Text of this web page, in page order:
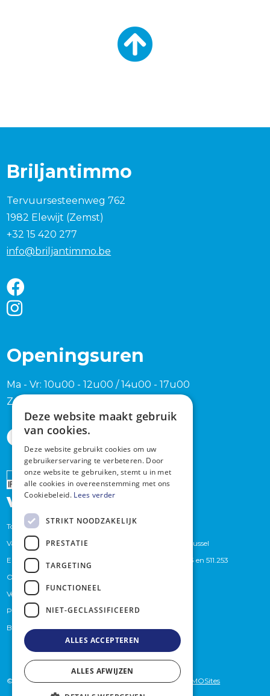
Briljantimmo
Tervuursesteenweg 762
1982 Elewijt (Zemst)
+32 15 420 277
info@briljantimmo.be
Openingsuren
Ma - Vr: 10u00 - 12u00 / 14u00 - 17u00
Zaterdag en zondag na afspraak
Erkend
vastgoedmakelaar
Toezichthoudende autoriteit : Beroepsinstituut van
Vastgoedmakelaars,Luxemburgstraat 16 B te 1000 Brussel
Erkend Vastgoedmakelaars bemiddelaars BIV. 509.373 en 511.253
Onderworpen aan de
Verzekeraar (BA en borgstelling): Axa
Polisnummer 730.390160
Btwnummer: BE 0759.439.625
© 2026 - Briljantimmo -privacybeleid- Website by KMOSites
Deze website maakt gebruik
van cookies.
Deze website gebruikt cookies om uw
gebruikerservaring te verbeteren. Door
onze website te gebruiken, stemt u in met
alle cookies in overeenstemming met ons
Cookiebeleid. Lees verder
STRIKT NOODZAKELIJK
PRESTATIE
TARGETING
FUNCTIONEEL
NIET-GECLASSIFICEERD
ALLES ACCEPTEREN
ALLES AFWIJZEN